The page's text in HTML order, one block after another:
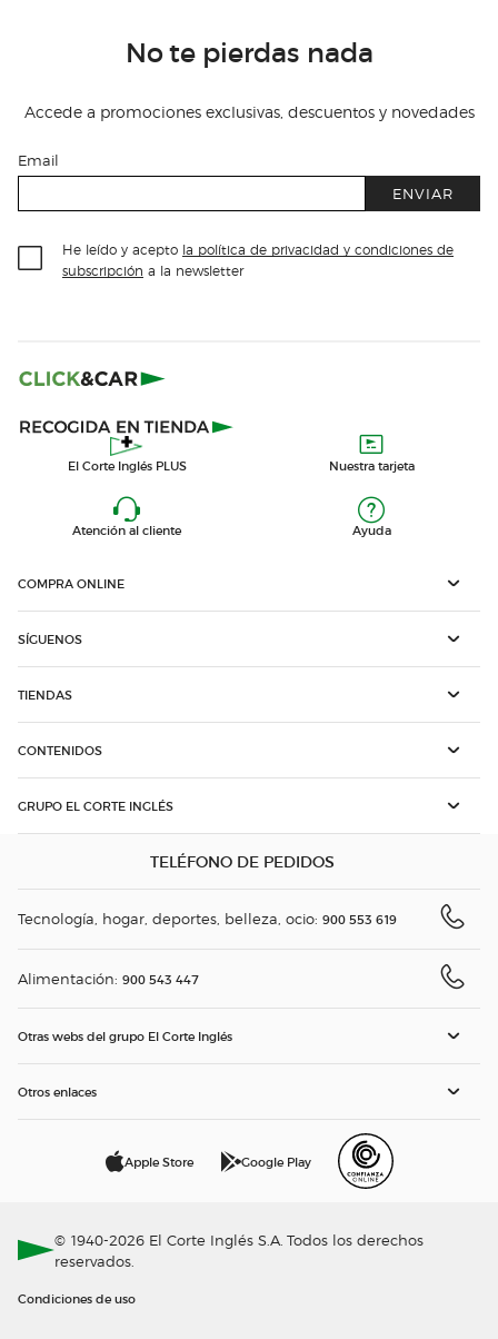
No te pierdas nada
Accede a promociones exclusivas, descuentos y novedades
Email
ENVIAR
He leído y acepto la política de privacidad y condiciones de
subscripción a la newsletter
El Corte Inglés PLUS Nuestra tarjeta
Atención al cliente Ayuda
COMPRA ONLINE
SÍGUENOS
TIENDAS
CONTENIDOS
GRUPO EL CORTE INGLÉS
TELÉFONO DE PEDIDOS
Tecnología, hogar, deportes, belleza, ocio: 900 553 619
Alimentación: 900 543 447
Otras webs del grupo El Corte Inglés
Otros enlaces
Apple Store Google Play
© 1940-2026 El Corte Inglés S.A. Todos los derechos
reservados.
Condiciones de uso